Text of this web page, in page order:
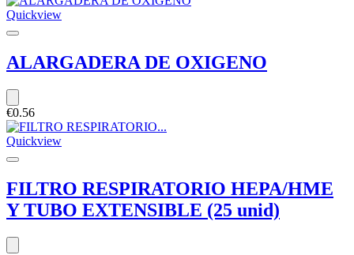
Quickview
ALARGADERA DE OXIGENO
€0.56
Quickview
FILTRO RESPIRATORIO HEPA/HME
Y TUBO EXTENSIBLE (25 unid)